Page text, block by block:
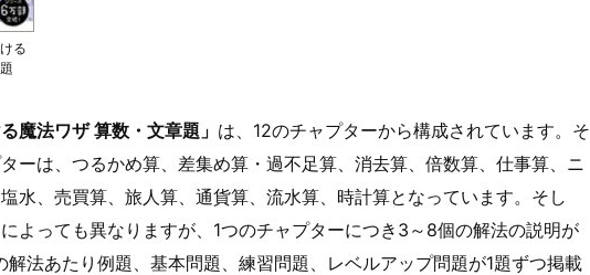
る
魔法ワザ 算数・文章題」 は、12のチャプターから構成されています。そ
ーは、つるかめ算、差集め算・過不足算、消去算、倍数算、仕事算、ニ
水、売買算、旅人算、通貨算、流水算、時計算となっています。そし
よっても異なりますが、1つのチャプターにつき3～8個の解法の説明が
解法あたり例題、基本問題、練習問題、レベルアップ問題が1題ずつ掲載